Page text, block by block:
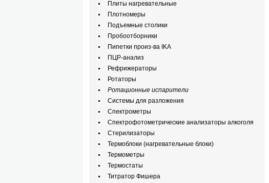
Плиты нагревательные
Плотномеры
Подъемные столики
Пробоотборники
Пипетки произ-ва IKA
ПЦР-анализ
Рефрижераторы
Ротаторы
Ротационные испарители
Системы для разложения
Спектрометры
Спектрофотометрические анализаторы алкоголя
Стерилизаторы
Термоблоки (нагревательные блоки)
Термометры
Термостаты
Титратор Фишера